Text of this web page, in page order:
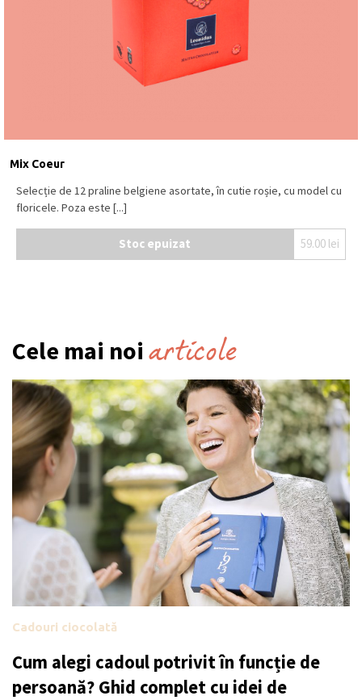
Mix Coeur
Selecție de 12 praline belgiene asortate, în cutie roșie, cu model cu
floricele. Poza este [...]
Stoc epuizat 59.00 lei
Cele mai noi articole
Cadouri ciocolată
Cum alegi cadoul potrivit în funcție de
persoană? Ghid complet cu idei de